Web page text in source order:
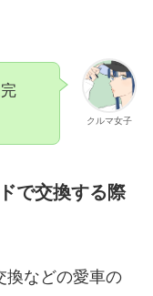
クルマ女子
で交換する際
換などの愛車の